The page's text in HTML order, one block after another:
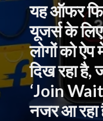
यह ऑफर
यूजर्स के
लोगों को
दिख रहा
‘Join
नजर आ रहा